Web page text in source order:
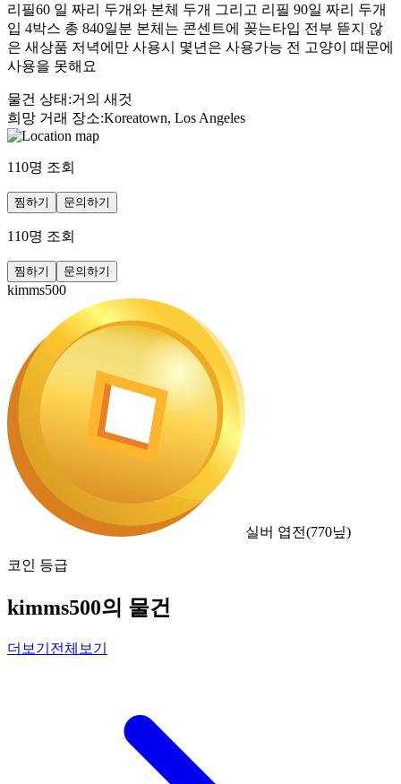
리필60 일 짜리 두개와 본체 두개 그리고 리필 90일 짜리 두개
입 4박스 총 840일분 본체는 콘센트에 꽂는타입 전부 뜯지 않
은 새상품 저녁에만 사용시 몇년은 사용가능 전 고양이 때문에
사용을 못해요
물건 상태 :거의 새것
희망 거래 장소:Koreatown, Los Angeles
110명 조회
찜하기 문의하기
110명 조회
찜하기 문의하기
kimms500
실버 엽전(770닢)
코인 등급
kimms500의 물건
더보기 전체보기